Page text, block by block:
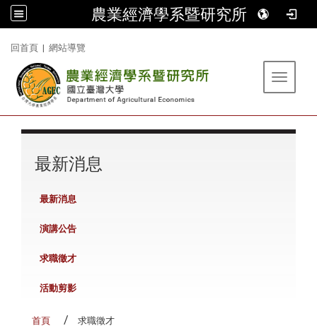
農業經濟學系暨研究所
回首頁 | 網站導覽
Toggle
最新消息
最新消息
演講公告
求職徵才
活動剪影
首頁 求職徵才